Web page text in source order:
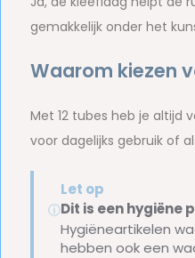
gemakkelijk onder het
Waarom kiezen
Met 12 tubes heb je altijd
voor dagelijks gebruik of
ⓘ
Let op
Dit is een
Hygiëneartikelen
hebben ook een